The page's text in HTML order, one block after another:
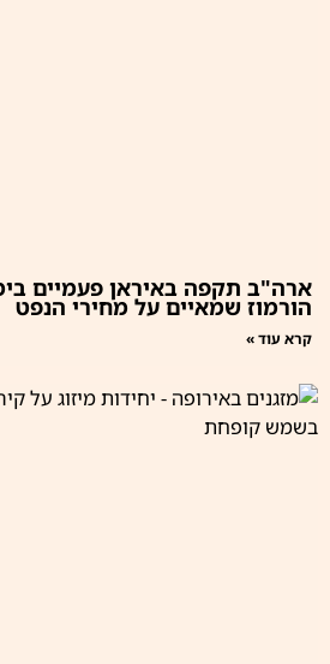
ארה"ב תקפה באיראן פעמיים
הורמוז שמאיים על מחירי הנפט
קרא עוד »